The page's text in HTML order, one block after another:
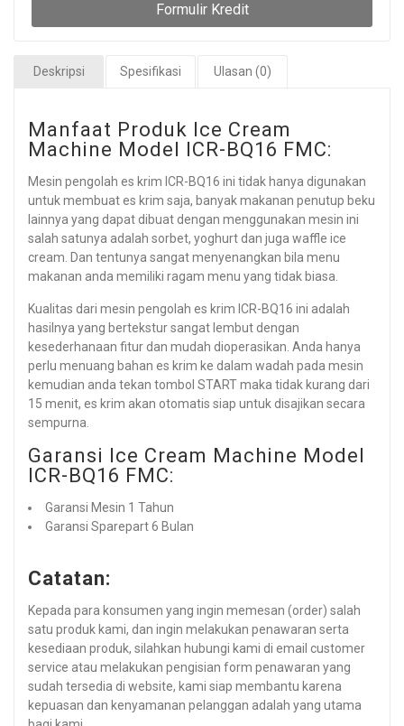
Formulir Kredit
Deskripsi Spesifikasi Ulasan (0)
Manfaat Produk Ice Cream
Machine Model ICR-BQ16 FMC:
Mesin pengolah es krim ICR-BQ16 ini tidak hanya digunakan
untuk membuat es krim saja, banyak makanan penutup beku
lainnya yang dapat dibuat dengan menggunakan mesin ini
salah satunya adalah sorbet, yoghurt dan juga waffle ice
cream. Dan tentunya sangat menyenangkan bila menu
makanan anda memiliki ragam menu yang tidak biasa.
Kualitas dari mesin pengolah es krim ICR-BQ16 ini adalah
hasilnya yang bertekstur sangat lembut dengan
kesederhanaan fitur dan mudah dioperasikan. Anda hanya
perlu menuang bahan es krim ke dalam wadah pada mesin
kemudian anda tekan tombol START maka tidak kurang dari
15 menit, es krim akan otomatis siap untuk disajikan secara
sempurna.
Garansi Ice Cream Machine Model
ICR-BQ16 FMC:
Garansi Mesin 1 Tahun
Garansi Sparepart 6 Bulan
Catatan:
Kepada para konsumen yang ingin memesan (order) salah
satu produk kami, dan ingin melakukan penawaran serta
kesediaan produk, silahkan hubungi kami di email customer
service atau melakukan pengisian form penawaran yang
sudah tersedia di website, kami siap membantu karena
kepuasan dan kenyamanan pelanggan adalah yang utama